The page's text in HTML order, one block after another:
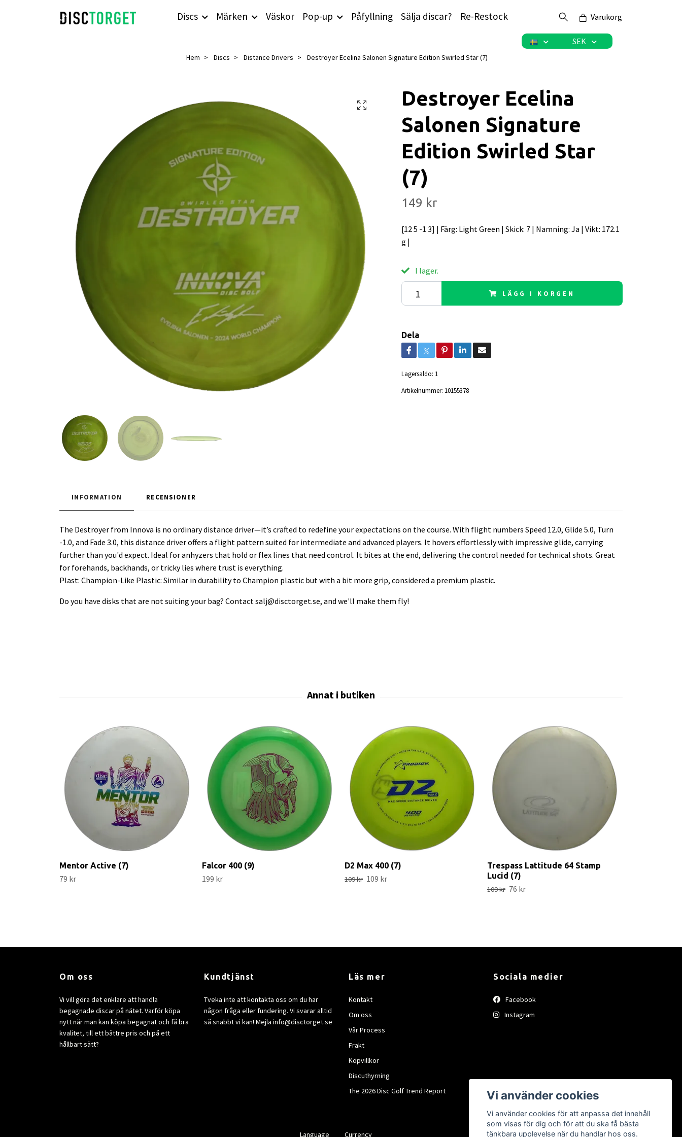
Discs Märken Väskor Pop-up Påfyllning Sälja discar? Re-Restock Varukorg
SEK
Hem Discs Distance Drivers Destroyer Ecelina Salonen Signature Edition Swirled Star (7)
Destroyer Ecelina
Salonen Signature
Edition Swirled Star
(7)
149 kr
[12 5 -1 3] | Färg: Light Green | Skick: 7 | Namning: Ja | Vikt: 172.1
g |
I lager.
LÄGG I KORGEN
Dela
Lagersaldo: 1
Artikelnummer: 10155378
INFORMATION RECENSIONER
The Destroyer from Innova is no ordinary distance driver—it’s crafted to redefine your expectations on the course. With flight numbers Speed 12.0, Glide 5.0, Turn
-1.0, and Fade 3.0, this distance driver offers a flight pattern suited for intermediate and advanced players. It hovers effortlessly with impressive glide, carrying
further than you'd expect. Ideal for anhyzers that hold or flex lines that need control. It bites at the end, delivering the control needed for technical shots. Great
for forehands, backhands, or tricky lies where trust is everything.
Plast: Champion-Like Plastic: Similar in durability to Champion plastic but with a bit more grip, considered a premium plastic.
Do you have disks that are not suiting your bag? Contactsalj@disctorget.se, and we'll make them fly!
Mentor Active (7)
79 kr
Falcor 400 (9)
199 kr
D2 Max 400 (7)
109 kr 109 kr
Trespass Lattitude 64 Stamp
Lucid (7)
109 kr 76 kr
Om oss
Vi vill göra det enklare att handla
begagnade discar på nätet. Varför köpa
nytt när man kan köpa begagnat och få bra
kvalitet, till ett bättre pris och på ett
hållbart sätt?
Kundtjänst
Tveka inte att kontakta oss om du har
någon fråga eller fundering. Vi svarar alltid
så snabbt vi kan! Mejla info@disctorget.se
Läs mer
Kontakt
Om oss
Vår Process
Frakt
Köpvillkor
Discuthyrning
The 2026 Disc Golf Trend Report
Sociala medier
Facebook
Instagram
Language Currency
Vi använder cookies
Vi använder cookies för att anpassa det innehåll
som visas för dig och för att du ska få bästa
tänkbara upplevelse när du handlar hos oss.